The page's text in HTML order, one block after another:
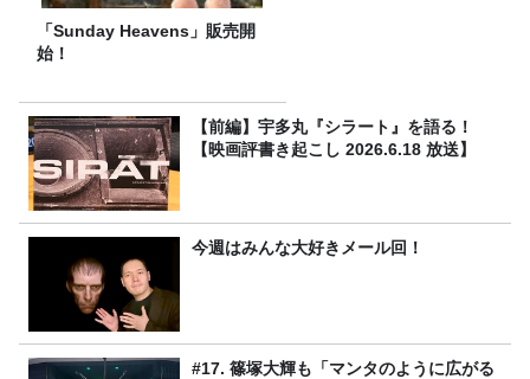
「Sunday Heavens」販売開
始！
【前編】宇多丸『シラート』を語る！
【映画評書き起こし 2026.6.18 放送】
今週はみんな大好きメール回！
#17. 篠塚大輝も「マンタのように広がる